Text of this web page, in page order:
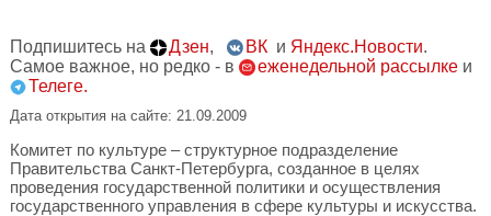
Подпишитесь на Дзен, ВК и Яндекс.Новости.
Самое важное, но редко - в
еженедельной рассылке и
Телеге.
Дата открытия на сайте: 21.09.2009
Комитет по культуре – структурное подразделение
Правительства Санкт-Петербурга, созданное в целях
проведения государственной политики и осуществления
государственного управления в сфере культуры и искусства.